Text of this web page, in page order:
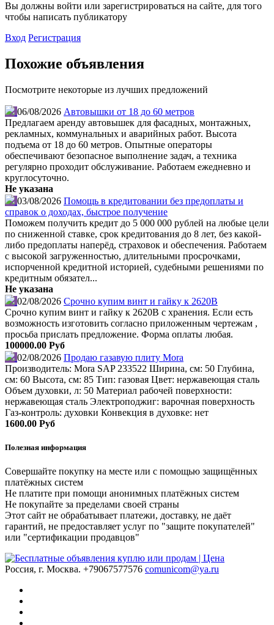
Вы должны войти или зарегистрироваться на сайте, для того
чтобы написать публикатору
Вход Регистрация
Похожие объявления
Посмотрите некоторые из лучших предложений
06/08/2026 Автовышки от 18 до 60 метров
Предлагаем аренду автовышек для фасадных, монтажных,
рекламных, коммунальных и аварийных работ. Высота
подъема от 18 до 60 метров. Опытные операторы
обеспечивают безопасное выполнение задач, а техника
регулярно проходит обслуживание. Работаем ежедневно и
круглосуточно.
Не указана
03/08/2026 Помощь в кредитовании без предоплаты и
справок о доходах, быстрое получение
Поможем получить кредит до 5 000 000 рублей на любые цели
по сниженной ставке, срок кредитования до 8 лет, без какой-
либо предоплаты наперёд, страховок и обеспечения. Работаем
с высокой загруженностью, длительными просрочками,
испорченной кредитной историей, судебными решениями по
кредитным обязател...
Не указана
02/08/2026 Срочно купим винт и гайку к 2620В
Срочно купим винт и гайку к 2620В с хранения. Если есть
возможность изготовить согласно приложенным чертежам ,
просьба прислать предложение. Форма оплаты любая.
100000.00 Руб
02/08/2026 Продаю газавую плиту Mora
Производитель: Mora SAP 233522 Ширина, см: 50 Глубина,
см: 60 Высота, см: 85 Тип: газовая Цвет: нержавеющая сталь
Объем духовки, л: 50 Материал рабочей поверхности:
нержавеющая сталь Электроподжиг: варочная поверхность
Газ-контроль: духовки Конвекция в духовке: нет
1600.00 Руб
Полезная информация
Совершайте покупку на месте или с помощью защищённых
платёжных систем
Не платите при помощи анонимных платёжных систем
Не покупайте за пределами своей страны
Этот сайт не обрабатывает платежи, доставку, не даёт
гарантий, не предоставляет услуг по "защите покупателей"
или "сертификации продавцов"
Россия, г. Москва. +79067577576 comunicom@ya.ru